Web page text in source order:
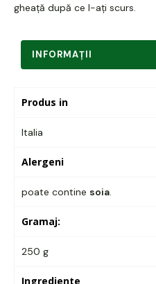
gheață după ce l-ați scurs.
INFORMAŢII
Produs in
Italia
Alergeni
poate contine soia.
Gramaj:
250 g
Ingrediente